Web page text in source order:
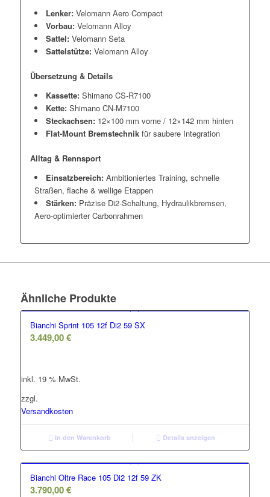
Lenker:Velomann Aero Compact
Vorbau:Velomann Alloy
Sattel:Velomann Seta
Sattelstütze:Velomann Alloy
Übersetzung & Details
Kassette:Shimano CS-R7100
Kette:Shimano CN-M7100
Steckachsen:12×100 mm vorne / 12×142 mm hinten
Flat-Mount Bremstechnikfür saubere Integration
Alltag & Rennsport
Einsatzbereich:Ambitioniertes Training, schnelle
Straßen, flache & wellige Etappen
Stärken:Präzise Di2-Schaltung, Hydraulikbremsen,
Aero-optimierter Carbonrahmen
Ähnliche Produkte
Bianchi Sprint 105 12f Di2 59 SX
3.449,00€
inkl. 19 % MwSt.
zzgl.
Versandkosten
In den Warenkorb Details anzeigen
Bianchi Oltre Race 105 Di2 12f 59 ZK
3.790,00€